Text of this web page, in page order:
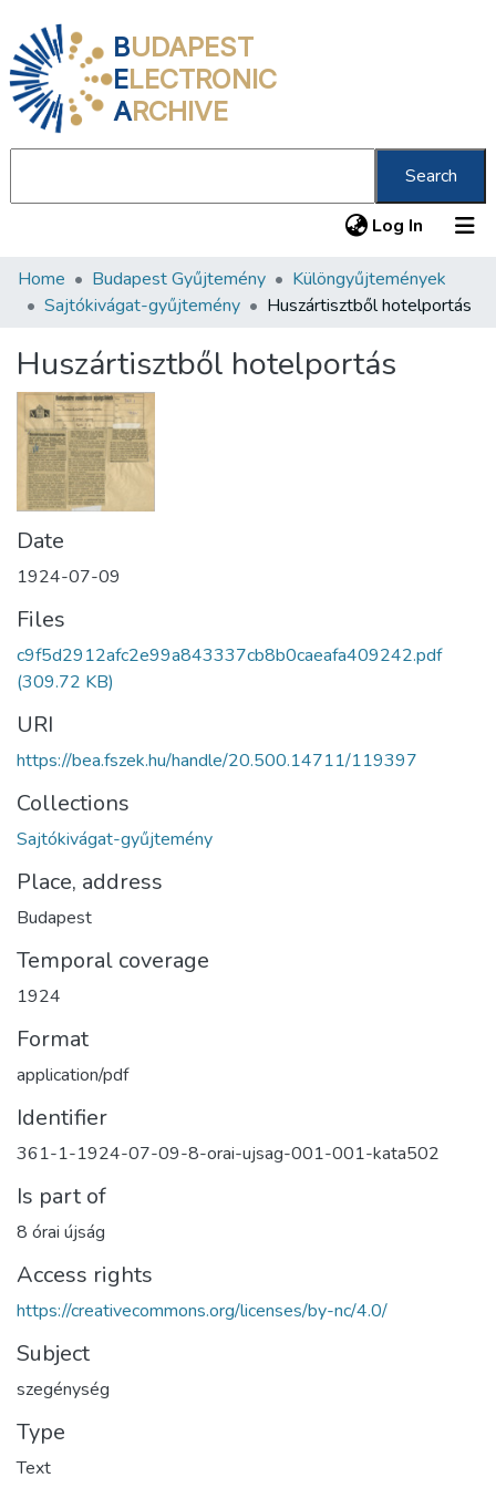
BUDAPEST
ELECTRONIC
ARCHIVE
Search
Log In (current)
Communities & Collections
Statistics
About us
Home Budapest Gyűjtemény
Különgyűjtemények
Sajtókivágat-gyűjtemény
Huszártisztből hotelportás
Huszártisztből hotelportás
Date
1924-07-09
Files
c9f5d2912afc2e99a843337cb8b0caeafa409242.pdf
(309.72 KB)
URI
https://bea.fszek.hu/handle/20.500.14711/119397
Collections
Sajtókivágat-gyűjtemény
Place, address
Budapest
Temporal coverage
1924
Format
application/pdf
Identifier
361-1-1924-07-09-8-orai-ujsag-001-001-kata502
Is part of
8 órai újság
Access rights
https://creativecommons.org/licenses/by-nc/4.0/
Subject
szegénység
Type
Text